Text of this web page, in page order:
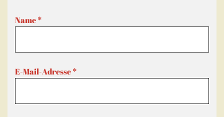
Name*
E-Mail-Adresse*